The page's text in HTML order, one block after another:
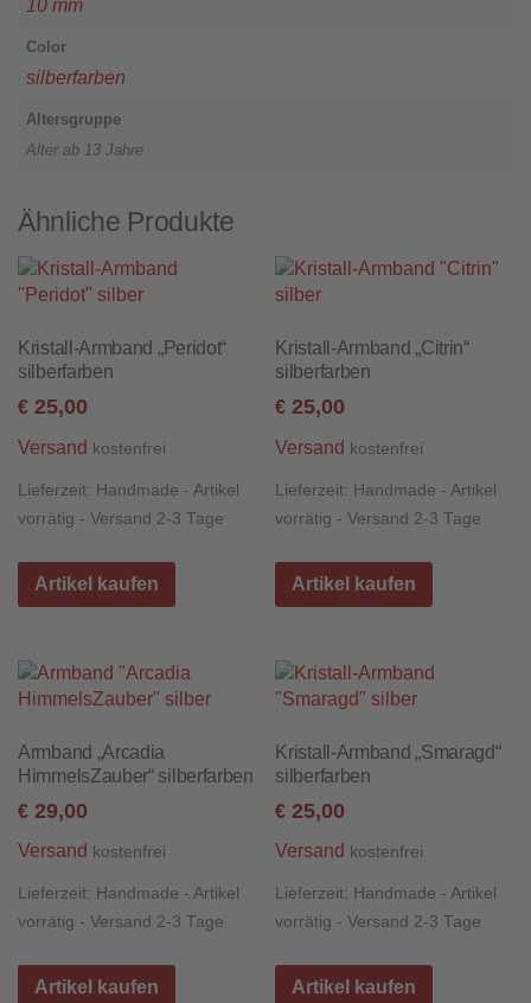
10 mm
Color
silberfarben
Altersgruppe
Alter ab 13 Jahre
Ähnliche Produkte
Kristall-Armband „Peridot“
silberfarben
€ 25,00
Versand kostenfrei
Lieferzeit: Handmade - Artikel
vorrätig - Versand 2-3 Tage
Artikel kaufen
Kristall-Armband „Citrin“
silberfarben
€ 25,00
Versand kostenfrei
Lieferzeit: Handmade - Artikel
vorrätig - Versand 2-3 Tage
Artikel kaufen
Armband „Arcadia
HimmelsZauber“ silberfarben
€ 29,00
Versand kostenfrei
Lieferzeit: Handmade - Artikel
vorrätig - Versand 2-3 Tage
Artikel kaufen
Kristall-Armband „Smaragd“
silberfarben
€ 25,00
Versand kostenfrei
Lieferzeit: Handmade - Artikel
vorrätig - Versand 2-3 Tage
Artikel kaufen